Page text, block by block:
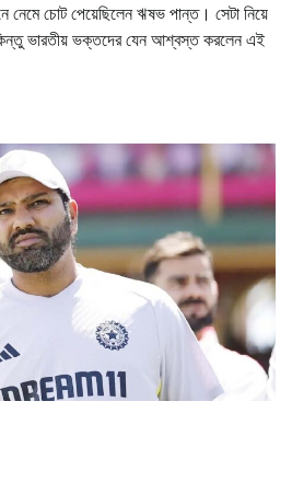
নেমে চোট পেয়েছিলেন ঋষভ পান্ত। সেটা নিয়ে
ভারতীয় ভক্তদের যেন আশ্বস্ত করলেন এই